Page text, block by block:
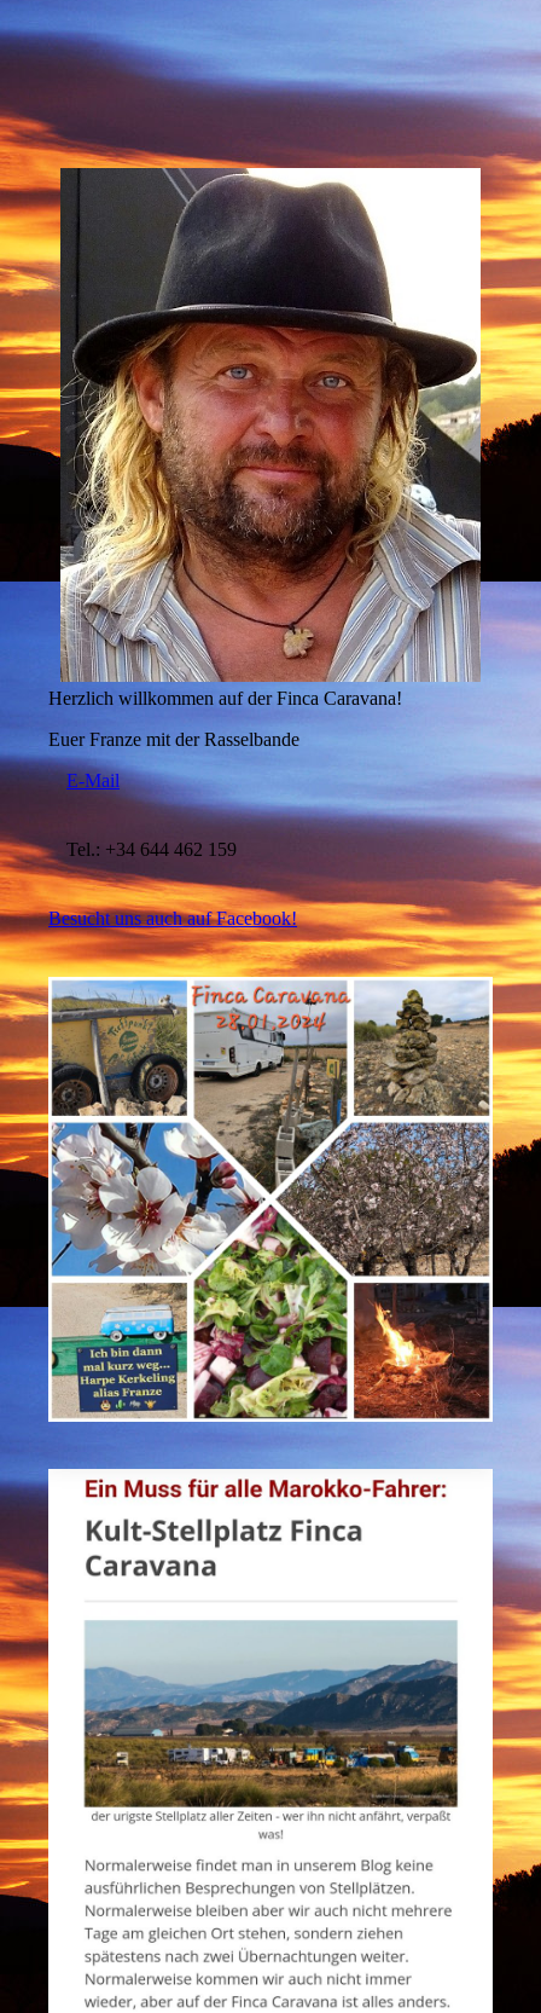
Herzlich willkommen auf der Finca Caravana!
Euer Franze mit der Rasselbande
E-Mail
Tel.: +34 644 462 159
Besucht uns auch auf Facebook!